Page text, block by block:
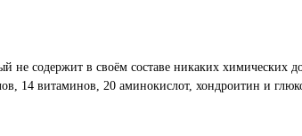
не содержит в своём составе никаких химических
14 витаминов, 20 аминокислот, хондроитин и